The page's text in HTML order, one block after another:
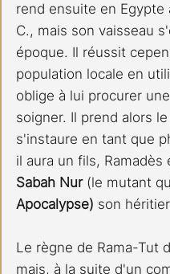
rend ensuite en Egypte
C., mais son vaisseau
époque. Il réussit
population locale en
oblige à lui procurer
soigner. Il prend alors
s'instaure en tant que
il aura un fils,
Sabah Nur (le mutant
Apocalypse) son
Le règne de Rama-Tut
mais, à la suite d'un